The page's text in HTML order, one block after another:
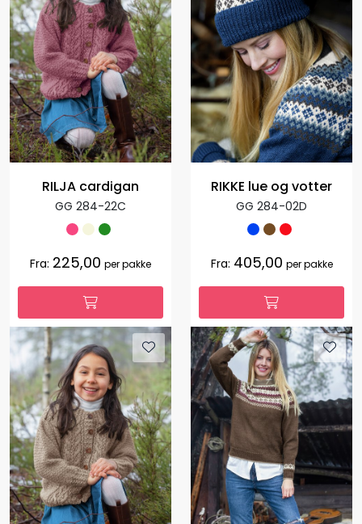
RILJA cardigan
GG 284-22C
Fra: 225,00 per pakke
RIKKE lue og votter
GG 284-02D
Fra: 405,00 per pakke